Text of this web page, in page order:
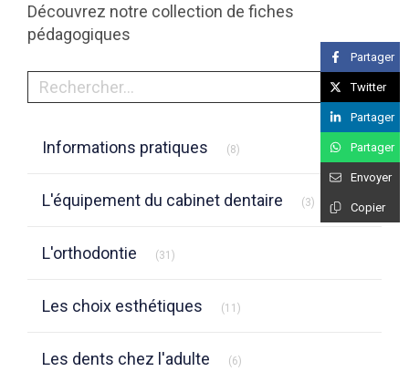
Partager
Twitter
Partager
Partager
Envoyer
Copier
Découvrez notre collection de fiches
pédagogiques
Rechercher
Informations pratiques (8)
L'équipement du cabinet dentaire (3)
Articles Count
L'orthodontie (31)
Les choix esthétiques (11)
Les dents chez l'adulte (6)